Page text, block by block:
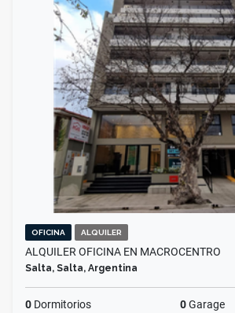
OFICINA ALQUILER
ALQUILER OFICINA EN MACROCENTRO
Salta, Salta, Argentina
0 Dormitorios 0Garage